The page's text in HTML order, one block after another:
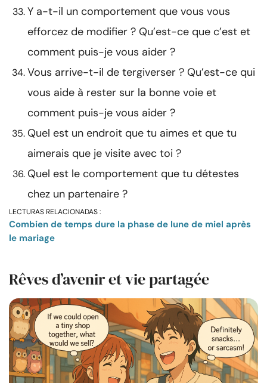
Y a-t-il un comportement que vous vous
efforcez de modifier ? Qu’est-ce que c’est et
comment puis-je vous aider ?
Vous arrive-t-il de tergiverser ? Qu’est-ce qui
vous aide à rester sur la bonne voie et
comment puis-je vous aider ?
Quel est un endroit que tu aimes et que tu
aimerais que je visite avec toi ?
Quel est le comportement que tu détestes
chez un partenaire ?
LECTURAS RELACIONADAS :
Combien de temps dure la phase de lune de miel après
le mariage
Rêves d’avenir et vie partagée